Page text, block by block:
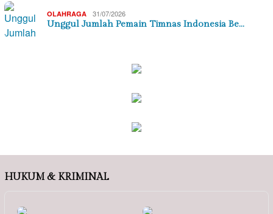
OLAHRAGA 31/07/2026
Unggul Jumlah Pemain Timnas Indonesia Be…
HUKUM & KRIMINAL